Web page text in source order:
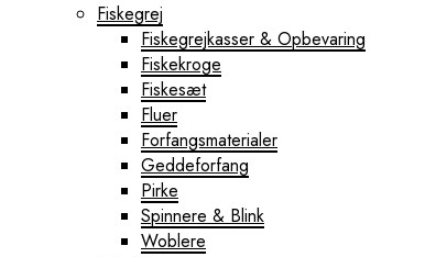
Fiskegrej
Fiskegrejkasser & Opbevaring
Fiskekroge
Fiskesæt
Fluer
Forfangsmaterialer
Geddeforfang
Pirke
Spinnere & Blink
Woblere